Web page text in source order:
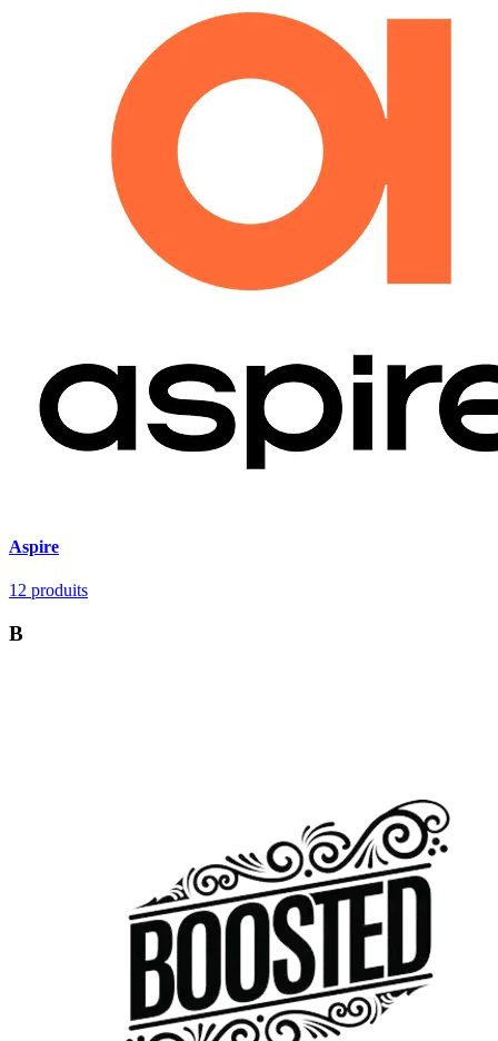
Aspire
12 produits
B